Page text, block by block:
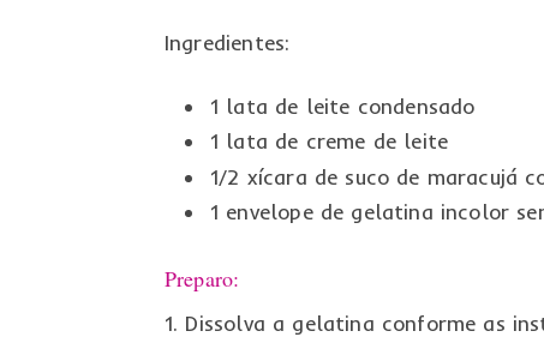
Ingredientes:
1 lata de leite condensado
1 lata de creme de leite
1/2 xícara de suco de maracujá
1 envelope de gelatina incolor
Preparo:
1. Dissolva a gelatina conforme as